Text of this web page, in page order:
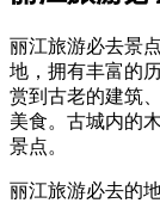
丽江旅游必去景
地，拥有丰富的
赏到古老的建筑
美食。古城内的
景点。
丽江旅游必去的